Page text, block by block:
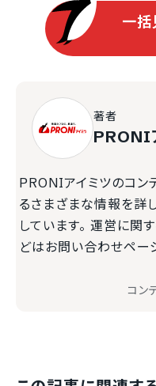
一括
著者
PRONI
PRONIアイミツのコン
るさまざまな情報を詳
しています。 運営に関
どはお問い合わせペー
コン